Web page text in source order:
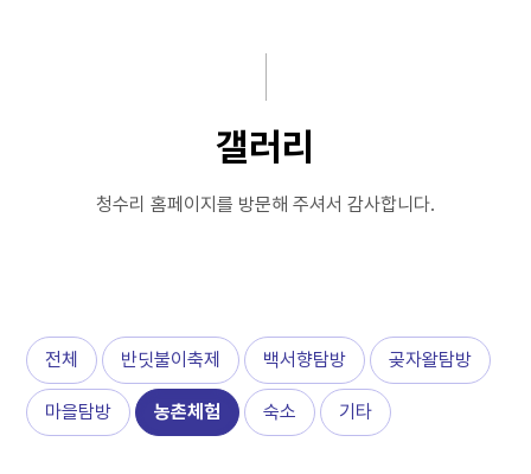
갤러리
청수리 홈페이지를 방문해 주셔서 감사합니다.
전체 반딧불이축제 백서향탐방 곶자왈탐방
마을탐방 농촌체험 숙소 기타